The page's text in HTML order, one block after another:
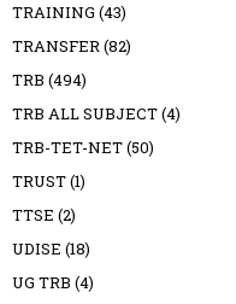
TRAINING (43)
TRANSFER(82)
TRB (494)
TRB ALL SUBJECT(4)
TRB-TET-NET(50)
TRUST(1)
TTSE (2)
UDISE (18)
UG TRB (4)